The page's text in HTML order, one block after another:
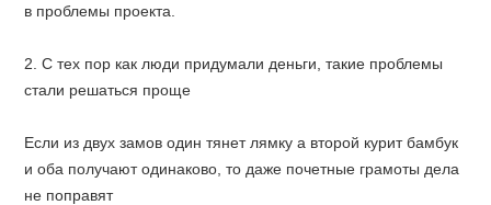
в проблемы проекта.
2. С тех пор как люди придумали деньги, такие проблемы
стали решаться проще
Если из двух замов один тянет лямку а второй курит бамбук
и оба получают одинаково, то даже почетные грамоты дела
не поправят